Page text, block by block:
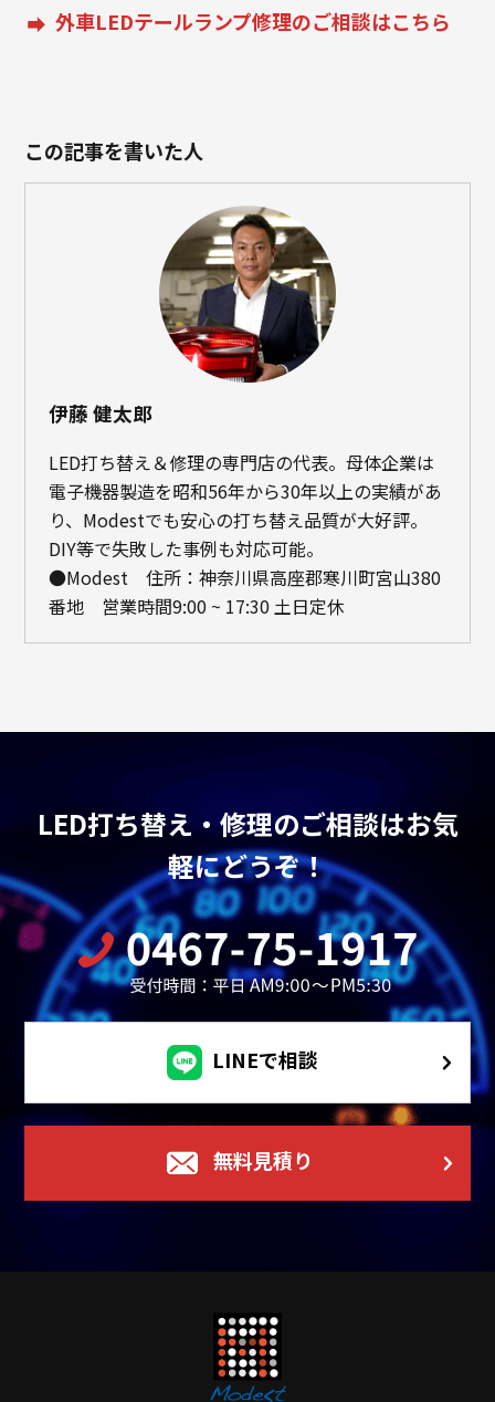
外車LEDテールランプ修理のご相談はこちら
この記事を書いた人
伊藤 健太郎
LED打ち替え＆修理の専門店の代表。母体企業は
電子機器製造を昭和56年から30年以上の実績があ
り、Modestでも安心の打ち替え品質が大好評。
DIY等で失敗した事例も対応可能。
●Modest 住所：神奈川県高座郡寒川町宮山380
番地 営業時間9:00 ~ 17:30 土日定休
LED打ち替え・修理のご相談はお気
軽にどうぞ！
LINEで相談
無料見積り